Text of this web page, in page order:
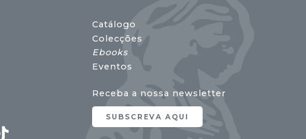
Catálogo
Colecções
Ebooks
Eventos
Receba a nossa newsletter
SUBSCREVA AQUI